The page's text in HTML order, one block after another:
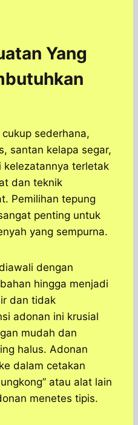
Yang
sederhana,
santan kelapa segar,
kelezatannya terletak
dan teknik
Pemilihan tepung
penting untuk
yang sempurna.
dengan
hingga menjadi
dan tidak
adonan ini krusial
mudah dan
halus. Adonan
dalam cetakan
atau alat lain
menetes tipis.